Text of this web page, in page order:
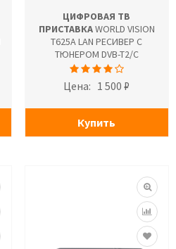
ЦИФРОВАЯ ТВ
ПРИСТАВКАWORLD VISION
T625A LAN РЕСИВЕР С
ТЮНЕРОМ DVB-T2/C
Цена: 1 500 ₽
Купить